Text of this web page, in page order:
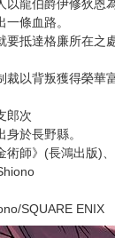
幻作品！
最後的激烈決戰到
費斯抓準時機，乘
一條血路。